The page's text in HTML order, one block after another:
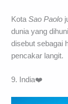
KotaSao Paolo
dunia yang
disebut sebagai
pencakar langit.
9. India❤️